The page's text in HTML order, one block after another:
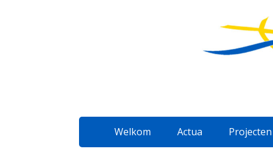
Welkom Actua Projecten